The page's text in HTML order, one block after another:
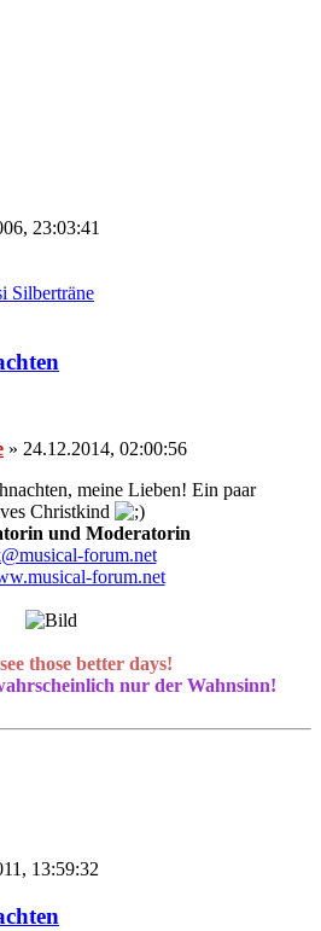
23:03:41
Silberträne
» 24.12.2014, 02:00:56
meine Lieben! Ein paar
Christkind
und Moderatorin
forum.net
forum.net
those better days!
nur der Wahnsinn!
13:59:32